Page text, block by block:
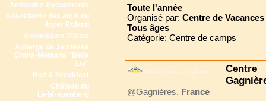
Antipodes-Evénements
Association des amis du
foyer Roland
Association l'Oasis
Auberge de Jeunesse
Crans-Montana "Bella
Lui"
Bed & Breakfast
Château du
Liebfrauenberg
Toute l'année
Organisé par: Centre de
Tous âges
Catégorie: Centre de camps
@Gagnières, France